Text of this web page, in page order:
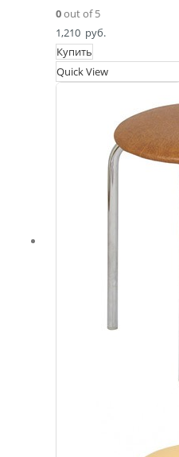
0out of 5
1,210 руб.
Купить
Quick View